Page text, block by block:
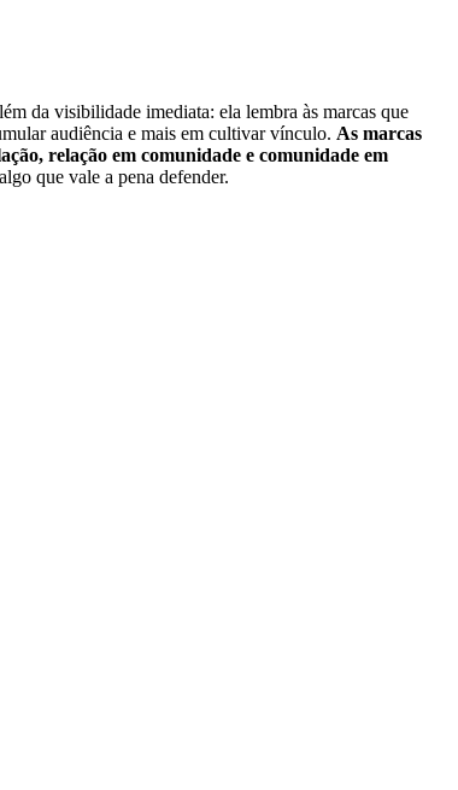
da visibilidade imediata: ela lembra às marcas que
audiência e mais em cultivar vínculo. As marcas
relação em comunidade e comunidade em
que vale a pena defender.